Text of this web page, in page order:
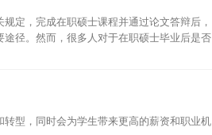
定，完成在职硕士课程并通过论文答辩后，
径。然而，很多人对于在职硕士毕业后是否
型，同时会为学生带来更高的薪资和职业机